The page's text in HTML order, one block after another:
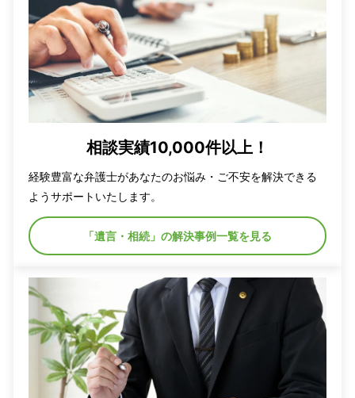
相談実績10,000件以上！
経験豊富な弁護士があなたのお悩み・ご不安を解決できる
ようサポートいたします。
「遺言・相続」の解決事例一覧を見る